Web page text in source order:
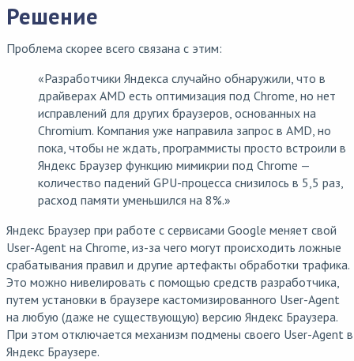
Решение
Проблема скорее всего связана с этим:
«Разработчики Яндекса случайно обнаружили, что в
драйверах AMD есть оптимизация под Chrome, но нет
исправлений для других браузеров, основанных на
Chromium. Компания уже направила запрос в AMD, но
пока, чтобы не ждать, программисты просто встроили в
Яндекс Браузер функцию мимикрии под Chrome —
количество падений GPU-процесса снизилось в 5,5 раз,
расход памяти уменьшился на 8%.»
Яндекс Браузер при работе с сервисами Google меняет свой
User-Agent на Chrome, из-за чего могут происходить ложные
срабатывания правил и другие артефакты обработки трафика.
Это можно нивелировать с помощью средств разработчика,
путем установки в браузере кастомизированного User-Agent
на любую (даже не существующую) версию Яндекс Браузера.
При этом отключается механизм подмены своего User-Agent в
Яндекс Браузере.